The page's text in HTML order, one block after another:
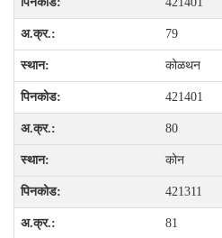
79
कोळथन
421401
80
कोन
421311
81